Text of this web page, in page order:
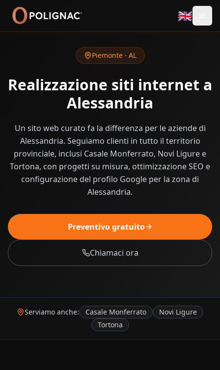
🇬🇧
Piemonte· AL
Realizzazione siti internet a
Alessandria
Un sito web curato fa la differenza per le aziende di
Alessandria. Seguiamo clienti in tutto il territorio
provinciale, inclusi Casale Monferrato, Novi Ligure e
Tortona, con progetti su misura, ottimizzazione SEO e
configurazione del profilo Google per la zona di
Alessandria.
Preventivo gratuito
Chiamaci ora
Serviamo anche: Casale Monferrato
Novi Ligure
Tortona